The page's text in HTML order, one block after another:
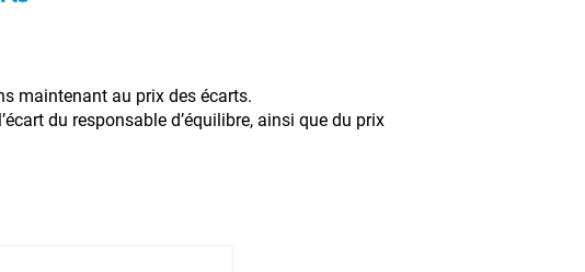
maintenant au prix des écarts.
du responsable d’équilibre, ainsi que du prix